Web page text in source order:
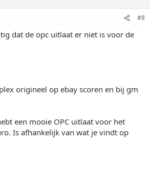
#8
dat de opc uitlaat er niet is voor de
origineel op ebay scoren en bij gm
een mooie OPC uitlaat voor het
Is afhankelijk van wat je vindt op